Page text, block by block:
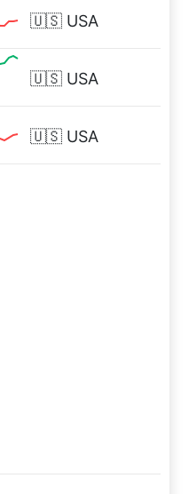
🇺🇸 USA
🇺🇸 USA
🇺🇸 USA